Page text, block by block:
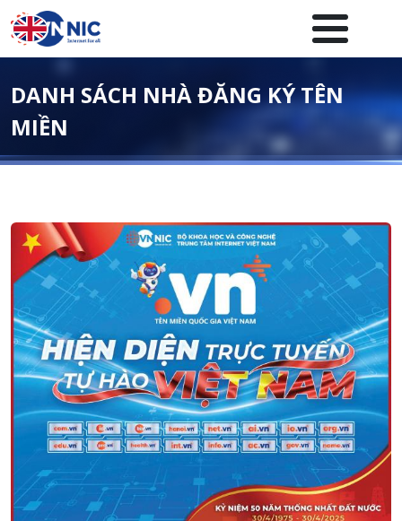
Nhảy đến nội dung
Menuheader của website
DANH SÁCH NHÀ ĐĂNG KÝ TÊN
MIỀN